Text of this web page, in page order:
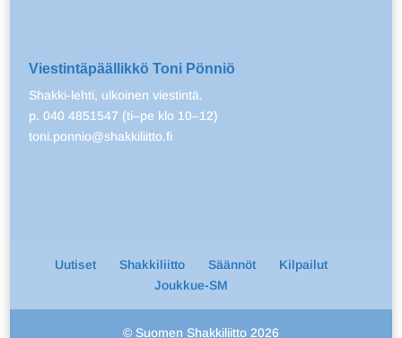
Viestintäpäällikkö Toni Pönniö
Shakki-lehti, ulkoinen viestintä.
p. 040 4851547 (ti–pe klo 10–12)
toni.ponnio@shakkiliitto.fi
Uutiset Shakkiliitto Säännöt
Kilpailut
Joukkue-SM
© Suomen Shakkiliitto 2026